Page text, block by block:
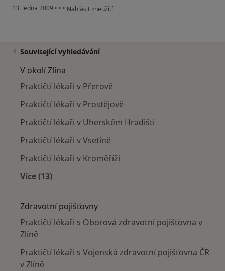
13. ledna 2009 • • • podle názoru uživatele Tomáš
Nahlásit zneužití
Související vyhledávání
V okolí Zlína
Praktičtí lékaři v Přerově
Praktičtí lékaři v Prostějově
Praktičtí lékaři v Uherském Hradišti
Praktičtí lékaři v Vsetíně
Praktičtí lékaři v Kroměříži
Více (13)
Zdravotní pojišťovny
Praktičtí lékaři s Oborová zdravotní pojišťovna v
Zlíně
Praktičtí lékaři s Vojenská zdravotní pojišťovna ČR
v Zlíně